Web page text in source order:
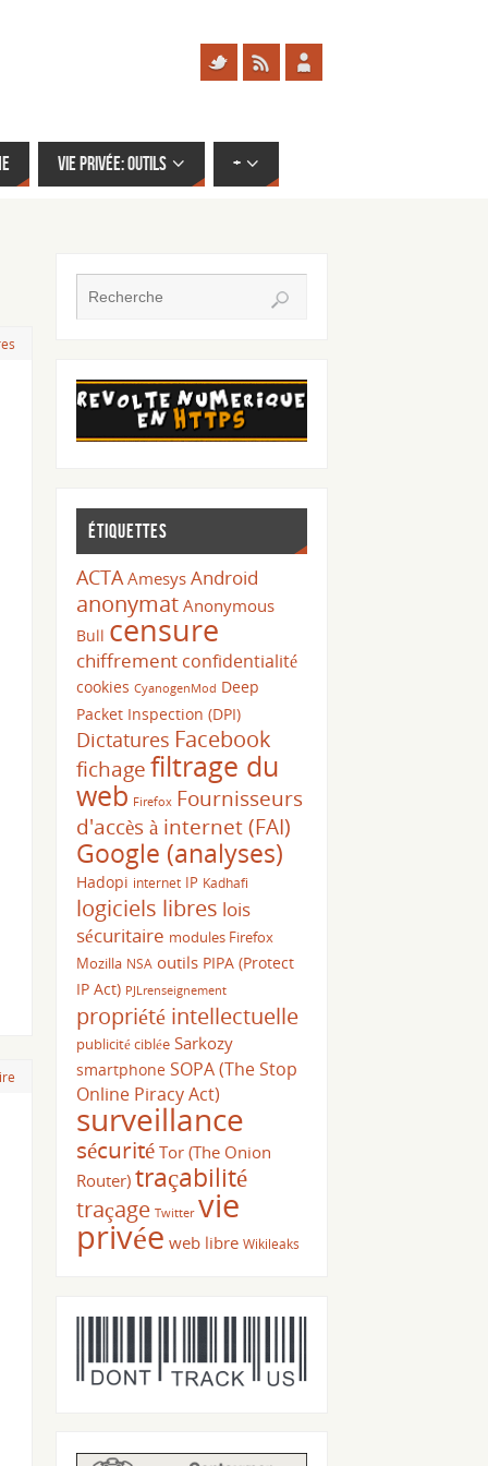
Vie privée: outils +
Étiquettes
ACTA Amesys Android
anonymat Anonymous
Bull censure
chiffrement confidentialité
cookies CyanogenMod Deep
Packet Inspection (DPI)
Dictatures Facebook
fichagefiltrage du
web Firefox Fournisseurs
d'accès à internet (FAI)
Google (analyses)
Hadopi internet IP Kadhafi
logiciels libres lois
sécuritaire modules Firefox
Mozilla NSA outils PIPA (Protect
IP Act) PJLrenseignement
propriété intellectuelle
publicité ciblée Sarkozy
smartphone SOPA (The Stop
Online Piracy Act)
surveillance
sécurité Tor (The Onion
Router) traçabilité
traçage Twitter vie
privée web libre Wikileaks